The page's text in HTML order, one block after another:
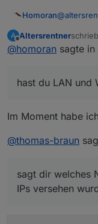
Homoran@
Mir ist
oder?
hast du
A
Offline
Altersrentner
zuletzt
@homoran sagte in
hast du LAN und
Im Moment habe
@thomas-braun
sagt dir welches
IPs versehen